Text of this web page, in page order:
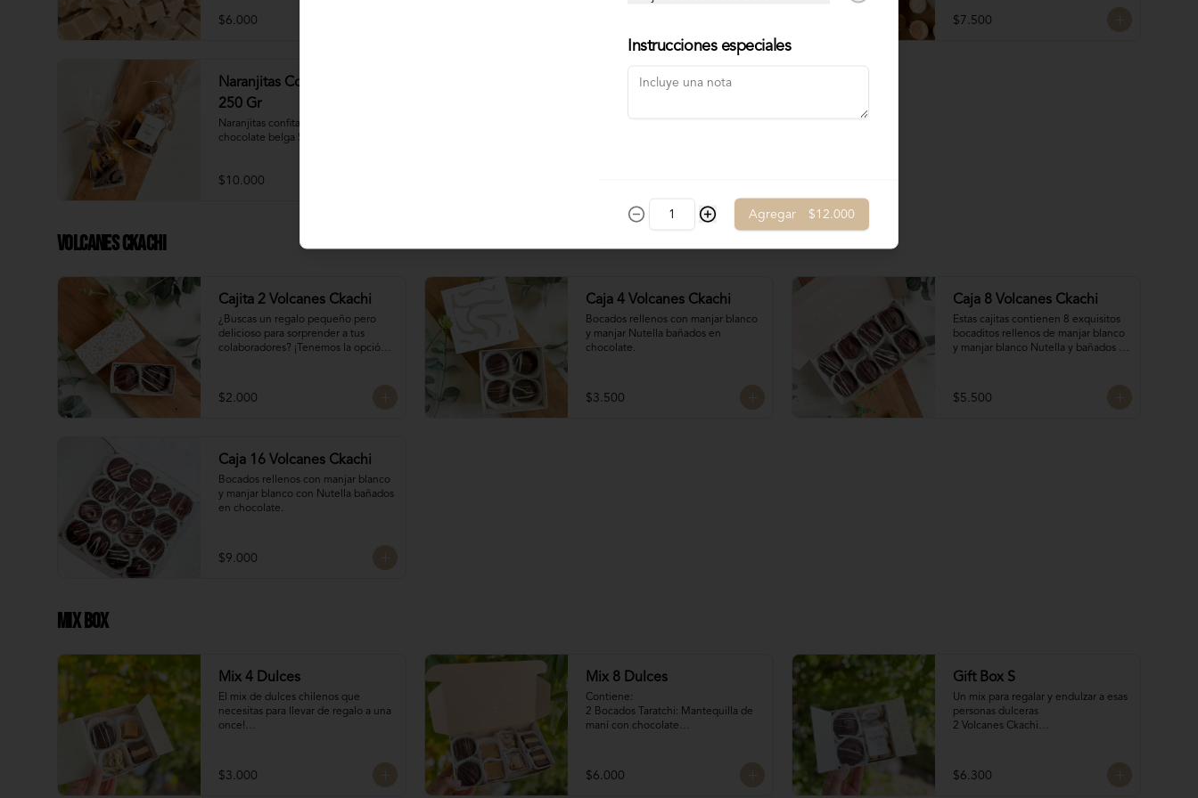
$6.000 $7.500
Naranjitas Con Chocolate
250 Gr
Naranjitas confitadas bañadas en
chocolate belga 54,5% cacao
$10.000
Volcanes Ckachi
Cajita 2 Volcanes Ckachi
¿Buscas un regalo pequeño pero
delicioso para sorprender a tus
colaboradores? ¡Tenemos la opción
Manjar Blanco
Manjar Nutella
$2.000
Caja 4 Volcanes Ckachi
Bocados rellenos con manjar blanco
y manjar Nutella bañados en
chocolate.
$3.500
Caja 8 Volcanes Ckachi
Estas cajitas contienen 8 exquisitos
bocaditos rellenos de manjar blanco
y manjar blanco Nutella y bañados
consentidos. ¡Nada mejor que un
poco de dulzura para alegrarles el
$5.500
Caja 16 Volcanes Ckachi
Bocados rellenos con manjar blanco
y manjar blanco con Nutella bañados
en chocolate.
$9.000
Mix Box
Mix 4 Dulces
El mix de dulces chilenos que
necesitas para llevar de regalo a una
once!
Bocados Taratchi: Mantequilla de
$3.000
Mix 8 Dulces
Contiene:
2 Bocados Taratchi: Mantequilla de
maní con chocolate
2 Bocados de Manjar duro nuez
2 San Estanislao: Dulce chileno a
$6.000
Gift Box S
Un mix para regalar y endulzar a esas
personas dulceras
2 Volcanes Ckachi
Bocado de Manjar duro
$6.300
Instrucciones especiales
Agregar $12.000